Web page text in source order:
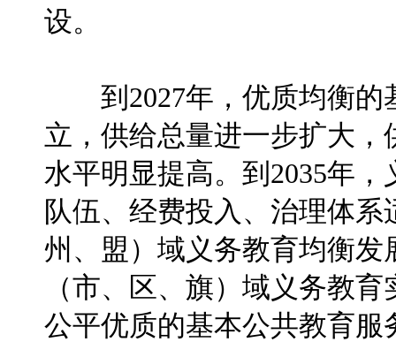
设。
到2027年，优质均衡的
立，供给总量进一步扩大
水平明显提高。到2035年
队伍、经费投入、治理体
州、盟）域义务教育均衡
（市、区、旗）域义务教
公平优质的基本公共教育